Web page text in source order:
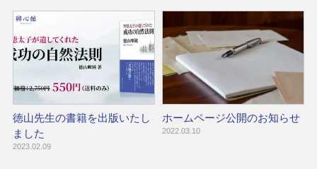
徳山先生の書籍を出版いたし
ました
2023.02.09
ホームページ公開のお知らせ
2022.03.10